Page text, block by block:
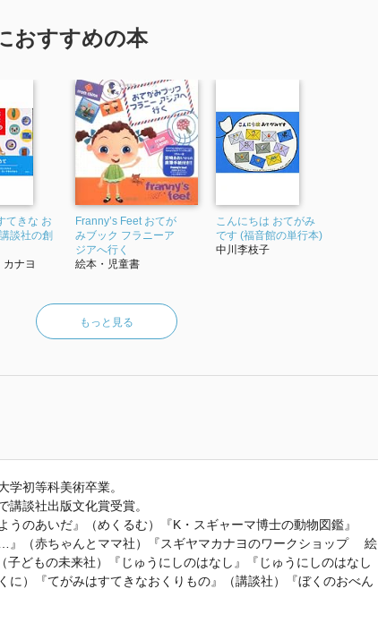
おすすめの本
てきな お
談社の創
カナヨ
Franny’s Feet おてが
みブック フラニーア
ジアへ行く
絵本・児童書
こんにちは おてがみ
です (福音館の単行本)
中川李枝子
もっと見る
学初等科美術卒業。
講談社出版文化賞受賞。
うのあいだ』（めくるむ）『K・スギャーマ博士の動物図鑑』
…』（赤ちゃんとママ社）『スギヤマカナヨのワークショップ 絵
子どもの未来社）『じゅうにしのはなし』『じゅうにしのはなし
に）『てがみはすてきなおくりもの』（講談社）『ぼくのおべん